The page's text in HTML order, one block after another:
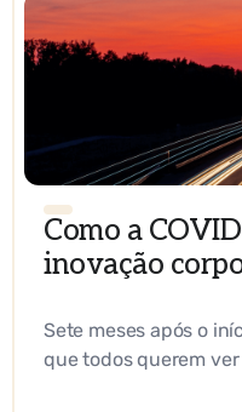
Como a
inovação
Sete meses após o
que todos querem